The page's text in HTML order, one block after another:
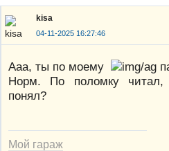
kisa
04-11-2025 16:27:46
Ааа, ты по моему
Норм. По поломку читал,
понял?
Мой гараж